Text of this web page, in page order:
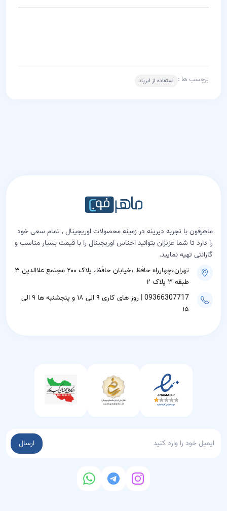
برچسب ها : استفاده از ایرپاد
ماهرفون با تجربه دیرینه در زمینه محصولات اوریجینال , تمام سعی خود
را دارد تا شما عزیزان بتوانید اجناس اوریجینال را با قیمت بسیار مناسب و
گارانتی تهیه نمایید.
تهران،چهارراه حافظ ،خیابان حافظ، پلاک ۲۰۰ مجتمع علاالدین ۳
طبقه ۳ پلاک ۲
09366307717 | روز های کاری ۹ الی ۱۸ و پنجشنبه ها ۹ الی
۱۵
ارسال